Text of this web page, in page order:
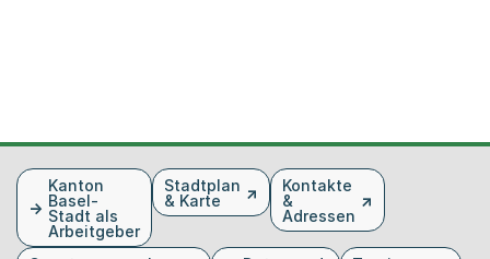
FusszeileKanton
Basel-
Stadt als
Arbeitgeber
Stadtplan
& Karte
Kontakte
&
Adressen